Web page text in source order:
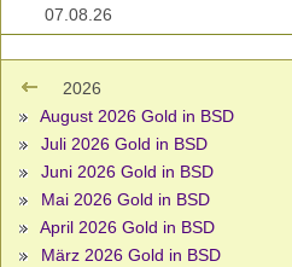
07.08.26
2026
August 2026 Gold in BSD
Juli 2026 Gold in BSD
Juni 2026 Gold in BSD
Mai 2026 Gold in BSD
April 2026 Gold in BSD
März 2026 Gold in BSD